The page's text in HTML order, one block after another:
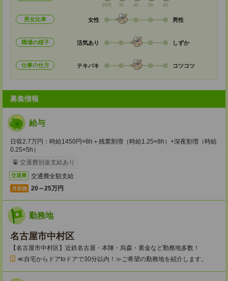
20代 30 40 50 60
男女比率 女性 男性
職場の様子 活気あり しずか
仕事の仕方 テキパキ コツコツ
募集情報
給与
日収2.7万円：時給1450円×8h＋残業割増（時給1.25×8h）+深夜割増（時給
0.25×5h）
交通費別途支給あり
交通費 交通費全額支給
月収例 20～25万円
勤務地
名古屋市中村区
【名古屋市中村区】近鉄名古屋・本陣・烏森・黄金など勤務地多数！
≪自宅からドアtoドアで30分以内！≫ご希望の勤務地を紹介します。